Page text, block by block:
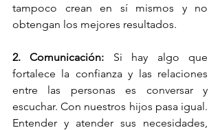
tampoco crean en sí mismos y no
obtengan los mejores resultados.
2. Comunicación: Si hay algo que
fortalece la confianza y las relaciones
entre las personas es conversar y
escuchar. Con nuestros hijos pasa igual.
Entender y atender sus necesidades,